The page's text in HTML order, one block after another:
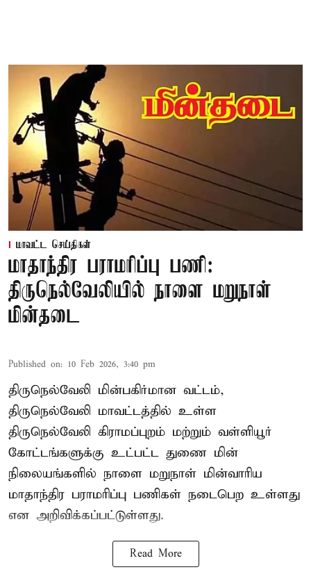
மாவட்ட செய்திகள்
மாதாந்திர பராமரிப்பு பணி:
திருநெல்வேலியில் நாளை மறுநாள்
மின்தடை
Published on: 10 Feb 2026, 3:40 pm
திருநெல்வேலி மின்பகிர்மான வட்டம்,
திருநெல்வேலி மாவட்டத்தில் உள்ள
திருநெல்வேலி கிராமப்புறம் மற்றும் வள்ளியூர்
கோட்டங்களுக்கு உட்பட்ட துணை மின்
நிலையங்களில் நாளை மறுநாள் மின்வாரிய
மாதாந்திர பராமரிப்பு பணிகள் நடைபெற உள்ளது
என அறிவிக்கப்பட்டுள்ளது.
Read More